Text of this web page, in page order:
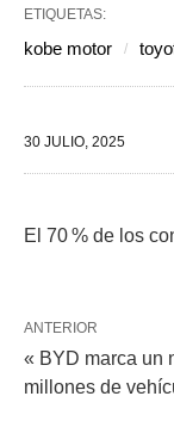
ETIQUETAS:
kobe motor
30 JULIO, 2025
El 70 % de los
ANTERIOR
« BYD marca un
millones de